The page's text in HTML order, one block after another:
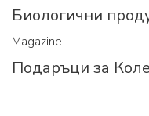
Биологични
Magazine
Подаръци за